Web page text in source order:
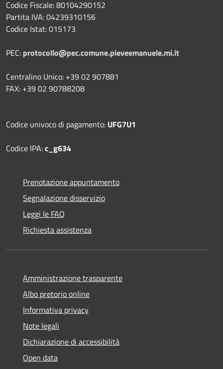
Codice Fiscale: 80104290152
Partita IVA: 04239310156
Codice Istat: 015173
PEC: protocollo@pec.comune.pieveemanuele.mi.it
Centralino Unico: +39 02 907881
FAX: +39 02 90788208
Codice univoco di pagamento: UFG7U1
Codice IPA:c_g634
Prenotazione appuntamento
Segnalazione disservizio
Leggi le FAQ
Richiesta assistenza
Amministrazione trasparente
Albo pretorio online
Informativa privacy
Note legali
Dichiarazione di accessibilità
Open data